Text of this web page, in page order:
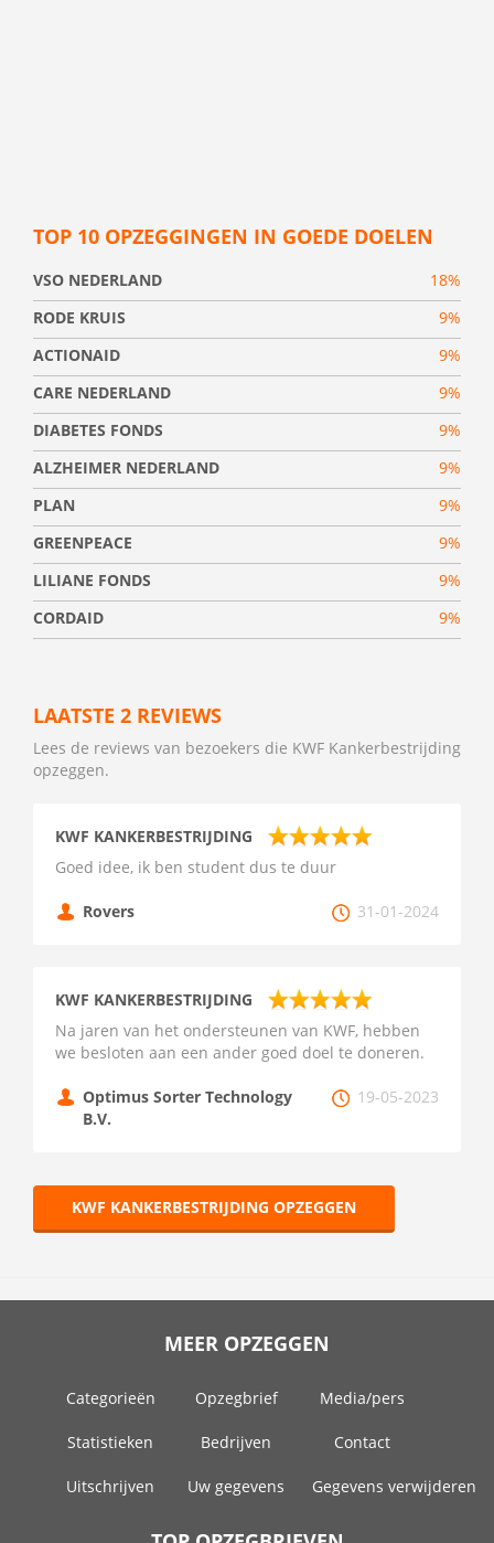
TOP 10 OPZEGGINGEN IN GOEDE DOELEN
VSO NEDERLAND
18%
RODE KRUIS
9%
ACTIONAID
9%
CARE NEDERLAND
9%
DIABETES FONDS
9%
ALZHEIMER NEDERLAND
9%
PLAN
9%
GREENPEACE
9%
LILIANE FONDS
9%
CORDAID
9%
LAATSTE 2 REVIEWS
Lees de reviews van bezoekers die KWF Kankerbestrijding
opzeggen.
KWF KANKERBESTRIJDING
Goed idee, ik ben student dus te duur
Rovers 31-01-2024
KWF KANKERBESTRIJDING
Na jaren van het ondersteunen van KWF, hebben
we besloten aan een ander goed doel te doneren.
Optimus Sorter Technology
B.V.
19-05-2023
KWF KANKERBESTRIJDING OPZEGGEN
MEER OPZEGGEN
Categorieën Opzegbrief Media/pers
Statistieken Bedrijven Contact
Uitschrijven Uw gegevens Gegevens verwijderen